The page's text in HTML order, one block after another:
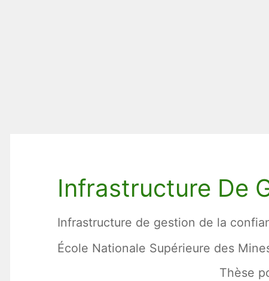
Infrastructure De
Infrastructure de gestion de la
École Nationale Supérieure des
Thèse